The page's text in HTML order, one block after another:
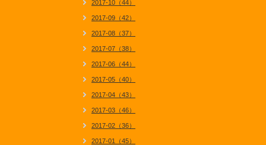
2017-10（44）
2017-09（42）
2017-08（37）
2017-07（38）
2017-06（44）
2017-05（40）
2017-04（43）
2017-03（46）
2017-02（36）
2017-01（45）